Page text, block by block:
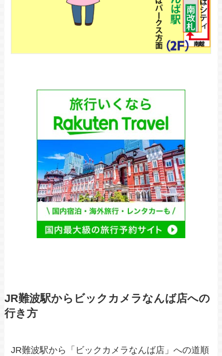
JR難波駅からビックカメラなんば店への
行き方
JR難波駅から「ビックカメラなんば店」への道順